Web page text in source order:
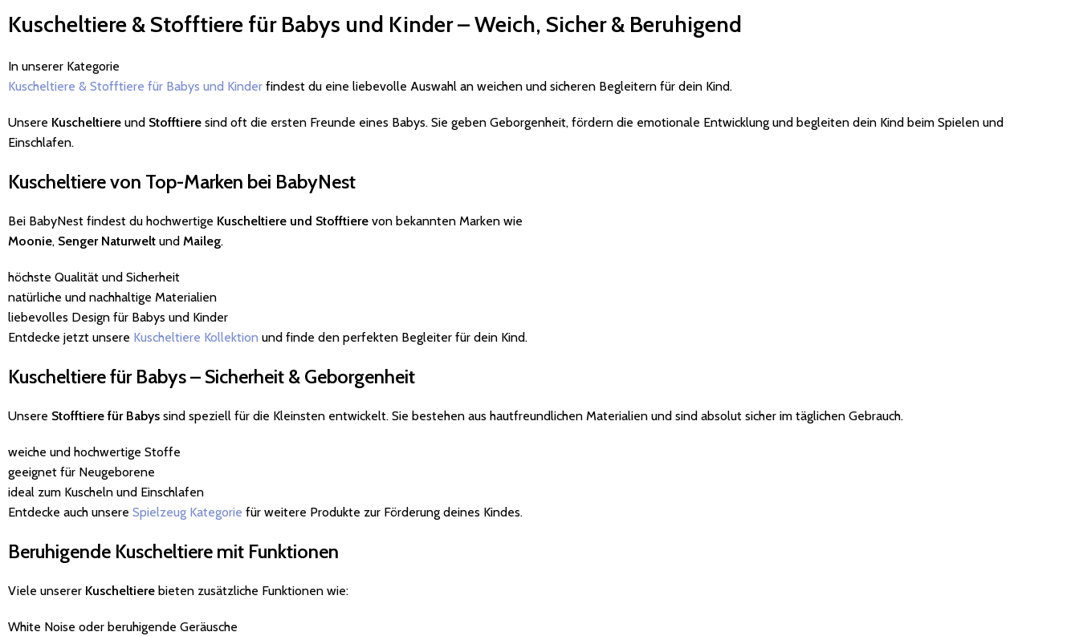
Kuscheltiere & Stofftiere für Babys und Kinder – Weich, Sicher & Beruhigend
In unserer Kategorie
Kuscheltiere & Stofftiere für Babys und Kinder findest du eine liebevolle Auswahl an weichen und sicheren Begleitern für dein Kind.
Unsere Kuscheltiere und Stofftiere sind oft die ersten Freunde eines Babys. Sie geben Geborgenheit, fördern die emotionale Entwicklung und begleiten dein Kind beim Spielen und
Einschlafen.
Kuscheltiere von Top-Marken bei BabyNest
Bei BabyNest findest du hochwertige Kuscheltiere und Stofftiere von bekannten Marken wie
Moonie, Senger Naturwelt und Maileg.
höchste Qualität und Sicherheit
natürliche und nachhaltige Materialien
liebevolles Design für Babys und Kinder
Entdecke jetzt unsere Kuscheltiere Kollektion und finde den perfekten Begleiter für dein Kind.
Kuscheltiere für Babys – Sicherheit & Geborgenheit
Unsere Stofftiere für Babys sind speziell für die Kleinsten entwickelt. Sie bestehen aus hautfreundlichen Materialien und sind absolut sicher im täglichen Gebrauch.
weiche und hochwertige Stoffe
geeignet für Neugeborene
ideal zum Kuscheln und Einschlafen
Entdecke auch unsere Spielzeug Kategorie für weitere Produkte zur Förderung deines Kindes.
Beruhigende Kuscheltiere mit Funktionen
Viele unserer Kuscheltiere bieten zusätzliche Funktionen wie:
White Noise oder beruhigende Geräusche